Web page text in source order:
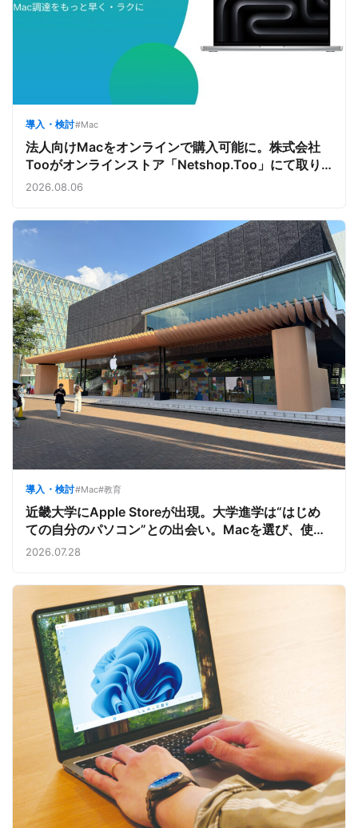
導入・検討#Mac
法人向けMacをオンラインで購入可能に。株式会社
Tooがオンラインストア「Netshop.Too」にて取り
扱いをスタート。デバイス調達の手間を減らし、スピ
2026.08.06
導入・検討#Mac#教育
近畿大学にApple Storeが出現。大学進学は“はじめ
ての自分のパソコン”との出会い。Macを選び、使う
魅力と楽しさを、夏のオープンキャンパスでアピール
2026.07.28